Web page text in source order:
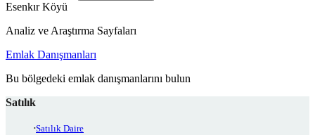
Esenkır Köyü
Analiz ve Araştırma Sayfaları
Emlak Danışmanları
Bu bölgedeki emlak danışmanlarını bulun
Satılık
Satılık Daire